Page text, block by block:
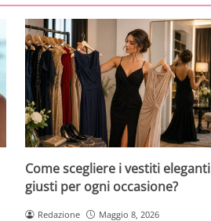
Come scegliere i vestiti eleganti
giusti per ogni occasione?
Redazione Maggio 8, 2026